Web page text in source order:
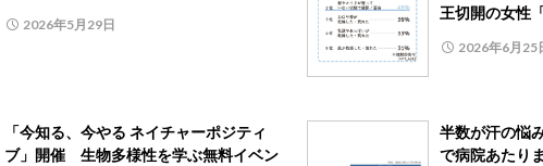
2026年5月29日
王切開の女性
2026年6月25
「今知る、今やる ネイチャーポジティ
ブ」開催 生物多様性を学ぶ無料イベン
半数が汗の悩
で病院あたり